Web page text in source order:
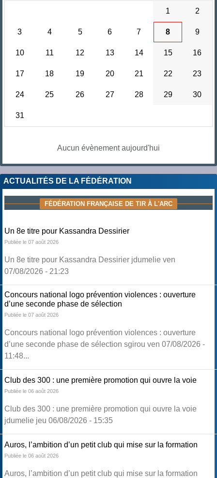
1 2
3 4 5 6 7 8 9
10 11 12 13 14 15 16
17 18 19 20 21 22 23
24 25 26 27 28 29 30
31
Aucun évènement aujourd'hui
ACTUALITÉS DE LA FÉDÉRATION
FÉDÉRATION FRANÇAISE DE TIR À L'ARC
Un 8e titre pour Kassandra Dessirier
Publiée le 07 août 2026
Un 8e titre pour Kassandra Dessirier jdumelie ven
07/08/2026 - 21:23
Concours national logo prévention violences : ouverture
d’une seconde phase de sélection
Publiée le 07 août 2026
Concours national logo prévention violences : ouverture
d’une seconde phase de sélection sgirou ven 07/08/2026 -
11:48...
Club des 300 : une première promotion qui ouvre la voie
Publiée le 06 août 2026
Club des 300 : une première promotion qui ouvre la voie
jdumelie jeu 06/08/2026 - 15:35
Auros, l’ambition d’un petit club qui mise sur la formation
Publiée le 06 août 2026
Auros, l’ambition d’un petit club qui mise sur la formation